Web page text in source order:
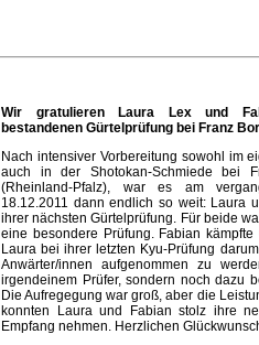
Wir gratulieren Laura Lex und
bestandenen Gürtelprüfung bei Franz
Nach intensiver Vorbereitung sowohl im
auch in der Shotokan-Schmiede bei
(Rheinland-Pfalz), war es am
18.12.2011 dann endlich so weit: Laura
ihrer nächsten Gürtelprüfung. Für beide
eine besondere Prüfung. Fabian
Laura bei ihrer letzten Kyu-Prüfung
Anwärter/innen aufgenommen zu
irgendeinem Prüfer, sondern noch dazu
Die Aufregegung war groß, aber die
konnten Laura und Fabian stolz ihre
Empfang nehmen. Herzlichen